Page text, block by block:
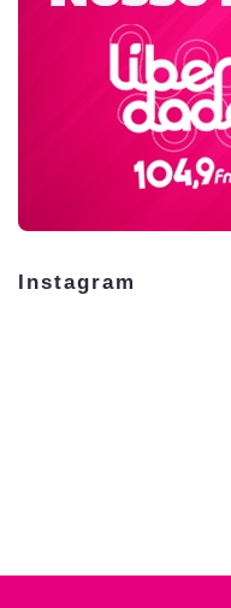
Instagram